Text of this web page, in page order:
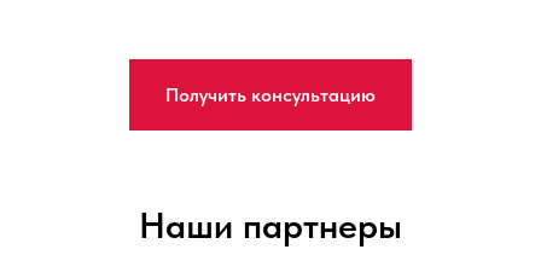
Получить консультацию
Наши партнеры